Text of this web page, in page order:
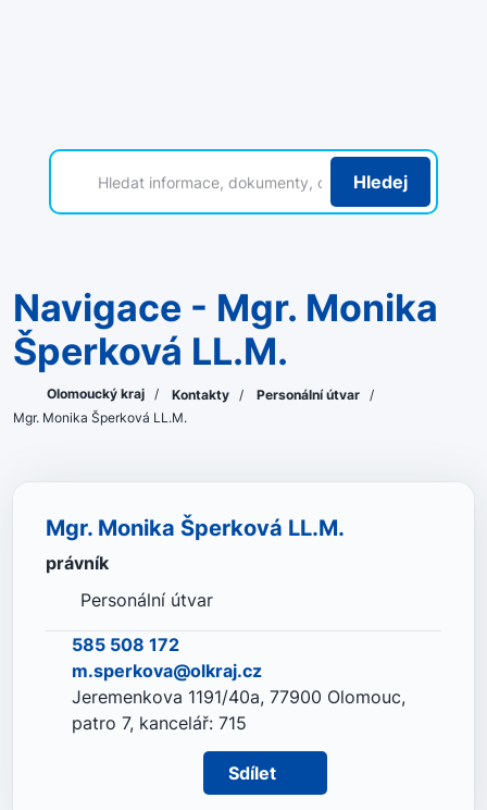
Hledej
Navigace - Mgr. Monika
Šperková LL.M.
Olomoucký kraj / Kontakty / Personální útvar /
Mgr. Monika Šperková LL.M.
Mgr. Monika Šperková LL.M.
právník
Personální útvar
585 508 172
m.sperkova@olkraj.cz
Jeremenkova 1191/40a, 77900 Olomouc,
patro 7, kancelář: 715
Sdílet